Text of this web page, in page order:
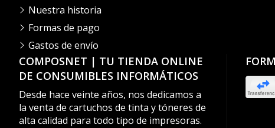
COMPOSNET | TU TIENDA ONLINE
DE CONSUMIBLES INFORMÁTICOS
Desde hace veinte años, nos dedicamos a
la venta de cartuchos de tinta y tóneres de
alta calidad para todo tipo de impresoras.
Nuestra historia
Formas de pago
Gastos de envío